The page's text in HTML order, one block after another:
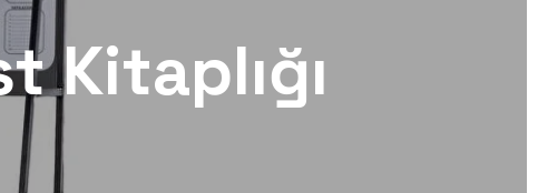
Kitaplığı